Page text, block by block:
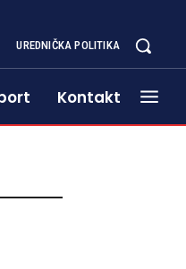
UREDNIČKA POLITIKA
Kontakt